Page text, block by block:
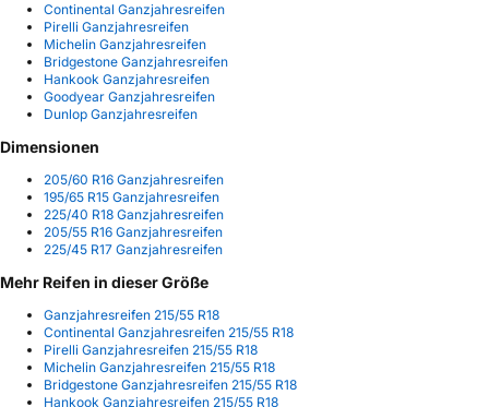
Continental Ganzjahresreifen
Pirelli Ganzjahresreifen
Michelin Ganzjahresreifen
Bridgestone Ganzjahresreifen
Hankook Ganzjahresreifen
Goodyear Ganzjahresreifen
Dunlop Ganzjahresreifen
Dimensionen
205/60 R16 Ganzjahresreifen
195/65 R15 Ganzjahresreifen
225/40 R18 Ganzjahresreifen
205/55 R16 Ganzjahresreifen
225/45 R17 Ganzjahresreifen
Mehr Reifen in dieser Größe
Ganzjahresreifen 215/55 R18
Continental Ganzjahresreifen 215/55 R18
Pirelli Ganzjahresreifen 215/55 R18
Michelin Ganzjahresreifen 215/55 R18
Bridgestone Ganzjahresreifen 215/55 R18
Hankook Ganzjahresreifen 215/55 R18